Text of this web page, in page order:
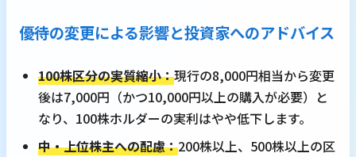
優待の変更による影響と投資家へのアドバイス
100株区分の実質縮小：現行の8,000円相当から変更
後は7,000円（かつ10,000円以上の購入が必要）と
なり、100株ホルダーの実利はやや低下します。
中・上位株主への配慮：200株以上、500株以上の区